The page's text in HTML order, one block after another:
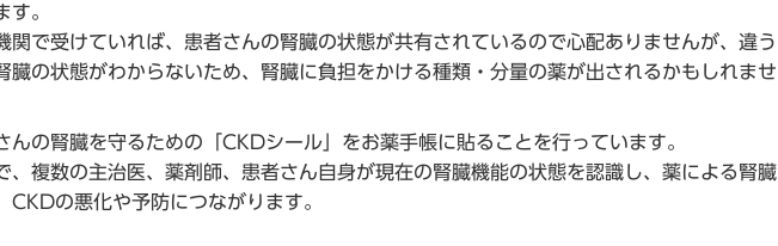
す。
で受けていれば、患者さんの腎臓の状態が共有されているので心配ありませんが、違う
臓の状態がわからないため、腎臓に負担をかける種類・分量の薬が出されるかもしれませ
の腎臓を守るための「CKDシール」をお薬手帳に貼ることを行っています。
複数の主治医、薬剤師、患者さん自身が現在の腎臓機能の状態を認識し、薬による腎臓
CKDの悪化や予防につながります。